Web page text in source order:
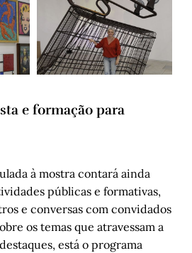
e formação para
à mostra contará ainda
públicas e formativas,
e conversas com convidados
os temas que atravessam a
está o programa